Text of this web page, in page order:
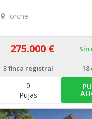
Horche
275.000 € Sin
3finca registral 18
0
Pujas